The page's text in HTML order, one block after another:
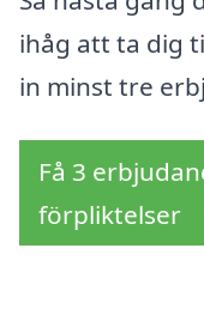
ihåg att ta dig
in minst tre
Få 3
förpliktelser